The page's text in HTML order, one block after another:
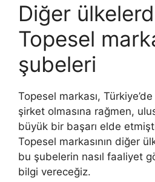
Diğer
Topesel
şubeleri
Topesel markası,
şirket olmasına rağmen,
büyük bir başarı elde
Topesel markasının diğer
bu şubelerin nasıl faaliyet
bilgi vereceğiz.